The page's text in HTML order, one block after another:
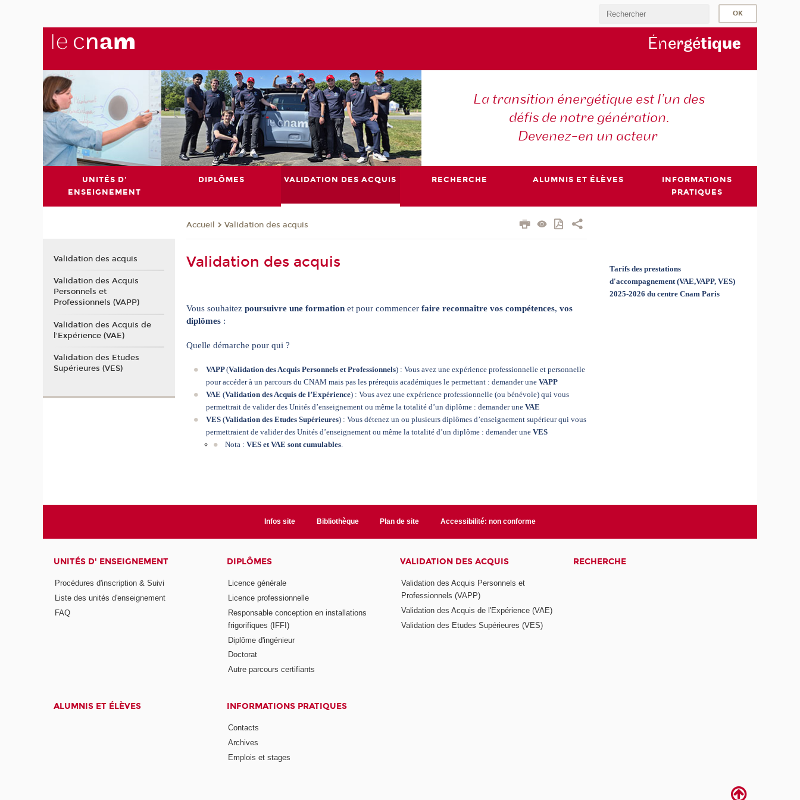
Énergétique
La transition énergétique est l’un des
défis de notre génération.
Devenez-en un acteur
UNITÉS D'
ENSEIGNEMENT
DIPLÔMES VALIDATION DES ACQUIS RECHERCHE ALUMNIS ET ÉLÈVES
INFORMATIONS
PRATIQUES
Accueil Validation des acquis
Validation des acquis
Vous souhaitez poursuivre une formation et pour commencerfaire reconnaître vos compétences,vos
diplômes :
Quelle démarche pour qui ?
VAPP(Validation des Acquis Personnels et Professionnels) : Vous avez une expérience professionnelle et personnelle
pour accéder à un parcours du CNAM mais pas les prérequis académiques le permettant : demander une VAPP
VAE (Validation des Acquis de l’Expérience) : Vous avez une expérience professionnelle (ou bénévole) qui vous
permettrait de valider des Unités d’enseignement ou même la totalité d’un diplôme : demander une VAE
VES(Validation des Etudes Supérieures) : Vous détenez un ou plusieurs diplômes d’enseignement supérieur qui vous
permettraient de valider des Unités d’enseignement ou même la totalité d’un diplôme : demander une VES
Nota :VES et VAE sont cumulables.
Tarifs des prestations
d'accompagnement (VAE,VAPP, VES)
2025-2026 du centre Cnam Paris
Validation des acquis
Validation des Acquis
Personnels et
Professionnels (VAPP)
Validation des Acquis de
l'Expérience (VAE)
Validation des Etudes
Supérieures (VES)
Infos site Bibliothèque Plan de site Accessibilité: non conforme
UNITÉS D' ENSEIGNEMENT
Procédures d'inscription & Suivi
Liste des unités d'enseignement
FAQ
DIPLÔMES
Licence générale
Licence professionnelle
Responsable conception en installations
frigorifiques (IFFI)
Diplôme d'ingénieur
Doctorat
Autre parcours certifiants
VALIDATION DES ACQUIS
Validation des Acquis Personnels et
Professionnels (VAPP)
Validation des Acquis de l'Expérience (VAE)
Validation des Etudes Supérieures (VES)
RECHERCHE
ALUMNIS ET ÉLÈVES INFORMATIONS PRATIQUES
Contacts
Archives
Emplois et stages